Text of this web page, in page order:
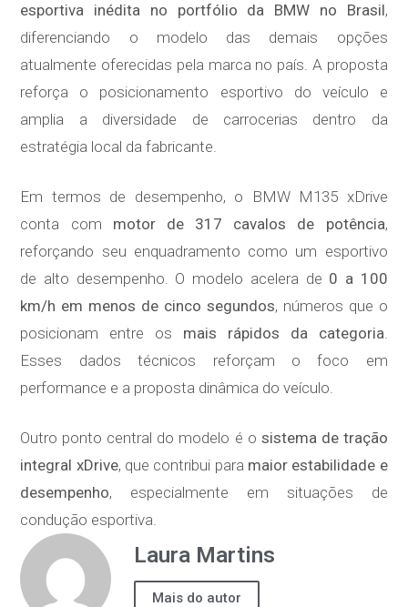
esportiva inédita no portfólio da BMW no Brasil,
diferenciando o modelo das demais opções
atualmente oferecidas pela marca no país. A proposta
reforça o posicionamento esportivo do veículo e
amplia a diversidade de carrocerias dentro da
estratégia local da fabricante.
Em termos de desempenho, o BMW M135 xDrive
conta com motor de 317 cavalos de potência,
reforçando seu enquadramento como um esportivo
de alto desempenho. O modelo acelera de 0 a 100
km/h em menos de cinco segundos, números que o
posicionam entre os mais rápidos da categoria.
Esses dados técnicos reforçam o foco em
performance e a proposta dinâmica do veículo.
Outro ponto central do modelo é o sistema de tração
integral xDrive, que contribui para maior estabilidade e
desempenho, especialmente em situações de
condução esportiva.
Laura Martins
Mais do autor